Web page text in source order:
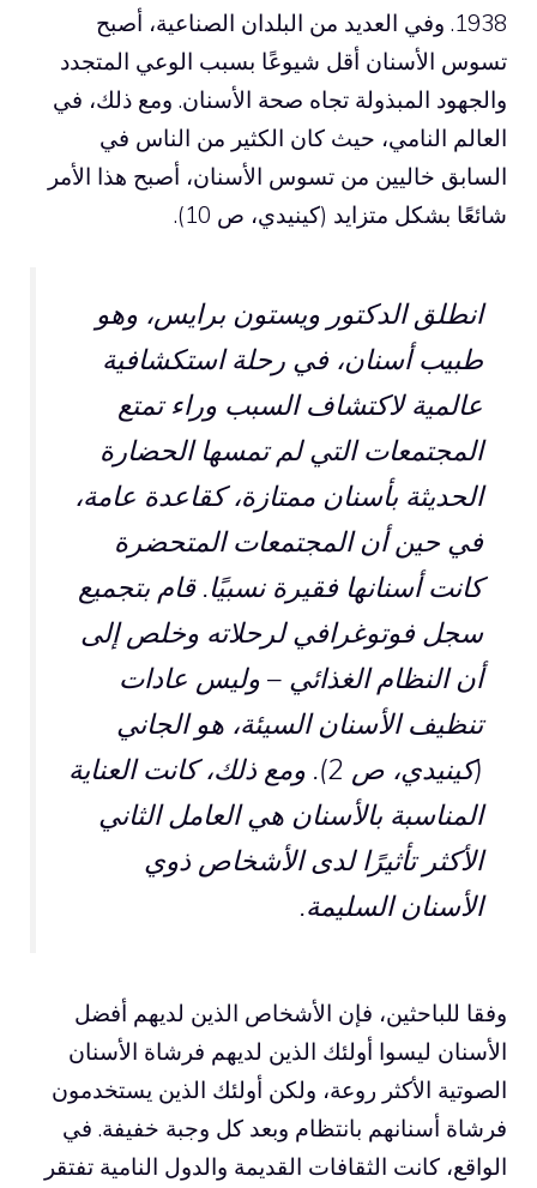
1938. وفي العديد من البلدان الصناعية، أصبح
تسوس الأسنان أقل شيوعًا بسبب الوعي المتجدد
والجهود المبذولة تجاه صحة الأسنان. ومع ذلك، في
العالم النامي، حيث كان الكثير من الناس في
السابق خاليين من تسوس الأسنان، أصبح هذا الأمر
شائعًا بشكل متزايد (كينيدي، ص 10).
انطلق الدكتور ويستون برايس، وهو
طبيب أسنان، في رحلة استكشافية
عالمية لاكتشاف السبب وراء تمتع
المجتمعات التي لم تمسها الحضارة
الحديثة بأسنان ممتازة، كقاعدة عامة،
في حين أن المجتمعات المتحضرة
كانت أسنانها فقيرة نسبيًا. قام بتجميع
سجل فوتوغرافي لرحلاته وخلص إلى
أن النظام الغذائي – وليس عادات
تنظيف الأسنان السيئة، هو الجاني
(كينيدي، ص 2). ومع ذلك، كانت العناية
المناسبة بالأسنان هي العامل الثاني
الأكثر تأثيرًا لدى الأشخاص ذوي
الأسنان السليمة.
وفقا للباحثين، فإن الأشخاص الذين لديهم أفضل
الأسنان ليسوا أولئك الذين لديهم فرشاة الأسنان
الصوتية الأكثر روعة، ولكن أولئك الذين يستخدمون
فرشاة أسنانهم بانتظام وبعد كل وجبة خفيفة. في
الواقع، كانت الثقافات القديمة والدول النامية تفتقر